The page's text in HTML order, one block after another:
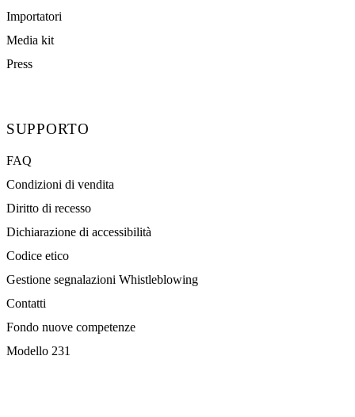
Importatori
Media kit
Press
SUPPORTO
FAQ
Condizioni di vendita
Diritto di recesso
Dichiarazione di accessibilità
Codice etico
Gestione segnalazioni Whistleblowing
Contatti
Fondo nuove competenze
Modello 231